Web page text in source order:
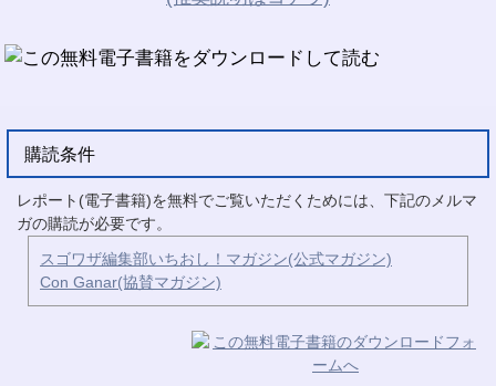
購読条件
レポート(電子書籍)を無料でご覧いただくためには、下記のメルマ
ガの購読が必要です。
スゴワザ編集部いちおし！マガジン(公式マガジン)
Con Ganar(協賛マガジン)